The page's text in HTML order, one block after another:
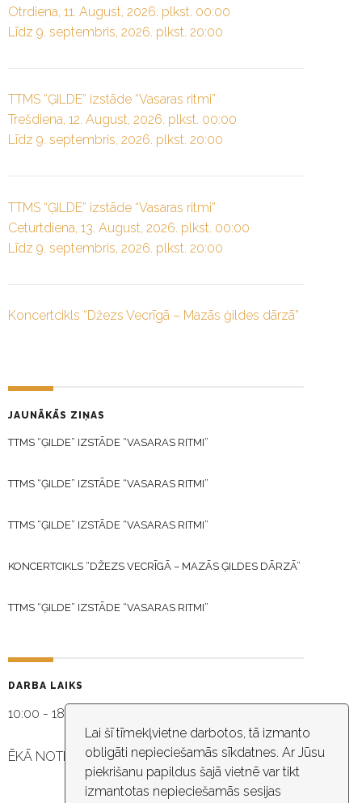
Lai šī tīmekļvietne darbotos, tā izmanto
obligāti nepieciešamās sīkdatnes. Ar Jūsu
piekrišanu papildus šajā vietnē var tikt
izmantotas nepieciešamās sesijas
Otrdiena, 11. August, 2026. plkst. 00:00
Līdz 9. septembris, 2026. plkst. 20:00
TTMS “ĢILDE” izstāde “Vasaras ritmi”
Trešdiena, 12. August, 2026. plkst. 00:00
Līdz 9. septembris, 2026. plkst. 20:00
TTMS “ĢILDE” izstāde “Vasaras ritmi”
Ceturtdiena, 13. August, 2026. plkst. 00:00
Līdz 9. septembris, 2026. plkst. 20:00
Koncertcikls “Džezs Vecrīgā – Mazās ģildes dārzā”
JAUNĀKĀS ZIŅAS
TTMS “ĢILDE” IZSTĀDE “VASARAS RITMI”
TTMS “ĢILDE” IZSTĀDE “VASARAS RITMI”
TTMS “ĢILDE” IZSTĀDE “VASARAS RITMI”
KONCERTCIKLS “DŽEZS VECRĪGĀ – MAZĀS ĢILDES DĀRZĀ”
TTMS “ĢILDE” IZSTĀDE “VASARAS RITMI”
DARBA LAIKS
10:00 - 18:30
ĒKĀ NOTIEK VIDEO NOVĒROŠANA